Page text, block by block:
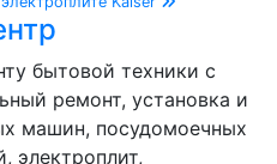
бытовой техники с
ремонт, установка и
машин, посудомоечных
электроплит,